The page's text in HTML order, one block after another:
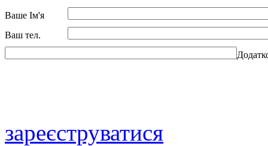
Ваше Ім'я
Ваш тел.
зареєструватися